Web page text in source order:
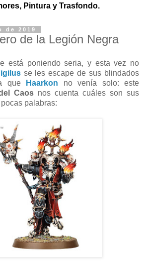
Pintura y Trasfondo.
de 2019
de la Legión Negra
está poniendo seria, y esta vez no
se les escape de sus blindados
que
Haarkon no venía solo: este
Caos nos cuenta cuáles son sus
palabras: